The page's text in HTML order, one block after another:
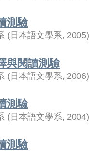
測驗
( 日本語文學系, 2005)
與閱讀測驗
( 日本語文學系, 2006)
測驗
( 日本語文學系, 2004)
測驗